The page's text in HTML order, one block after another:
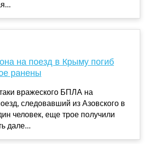
на поезд в Крыму погиб
ранены
вражеского БПЛА на
следовавший из Азовского в
человек, еще трое получили
дале...